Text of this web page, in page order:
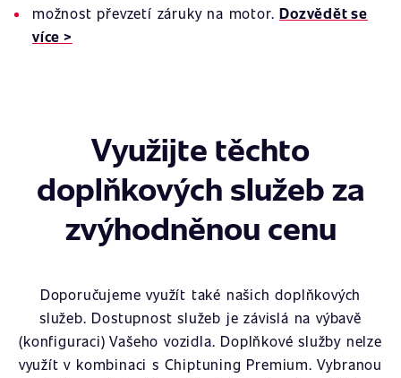
možnost převzetí záruky na motor.Dozvědět se
více >
Využijte těchto
doplňkových služeb za
zvýhodněnou cenu
Doporučujeme využít také našich doplňkových
služeb. Dostupnost služeb je závislá na výbavě
(konfiguraci) Vašeho vozidla. Doplňkové služby nelze
využít v kombinaci s Chiptuning Premium. Vybranou